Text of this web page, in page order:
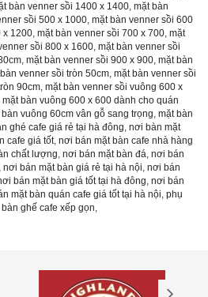
bàn venner sồi 1400 x 1400, mặt bàn
sồi 500 x 1000, mặt bàn venner sồi 600
x 1200, mặt bàn venner sồi 700 x 700, mặt
sồi 800 x 1600, mặt bàn venner sồi
, mặt bàn venner sồi 900 x 900, mặt bàn
venner sồi tròn 50cm, mặt bàn venner sồi
90cm, mặt bàn venner sồi vuông 600 x
mặt bàn vuông 600 x 600 dành cho quán
bàn vuông 60cm vân gỗ sang trọng, mặt bàn
ghé cafe giá rẻ tại hà đông, nơi bàn mặt
cafe giá tốt, nơi bán mặt bàn cafe nhà hàng
chất lượng, nơi bán mặt bàn đá, nơi bán
, nơi bán mặt bàn giá rẻ tại hà nội, nơi bán
bán mặt bàn giá tốt tại hà đông, nơi bán
mặt bàn quán cafe giá tốt tại hà nội, phụ
ghế cafe xếp gọn,